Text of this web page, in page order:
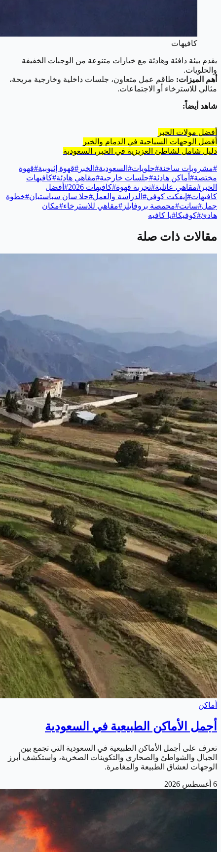
كافيهات
يقدم بيئة دافئة وهادئة مع خيارات متنوعة من الوجبات الخفيفة
والحلويات.
أهم الميزات: طاقم عمل متعاون، جلسات داخلية وخارجية مريحة،
مثالي للاسترخاء أو الاجتماعات.
شاهد أيضاً:
أفضل مولات الخبر
أفضل الوجهات السياحية في الدمام والخبر
دليل شامل لشاطئ العزيزية في الخبر، السعودية
#مشروبات ساخنة#حلويات# السعودية# الخبر #قهوة إثيوبية#قهوة
مختصة# أماكن هادئة#جلسات خارجية#مقاهي هادئة#كافيهات
الخبر #مقاهي عائلية#تجربة قهوة#كافيهات 2026 # أفضل
كافيهات# إيفكت كوفي# الدراسة والعمل#حلا سان سباستيان#خطوة
جمل#سانت#محمصة بروفايلز #مقاهي للاسترخاء#مكان
هادئ#كوفيكا#يا كافيه
مقالات ذات صلة
أماكن
أجمل الأماكن الطبيعية في السعودية
تعرف على أجمل الأماكن الطبيعية في السعودية التي تجمع بين
الجبال والشواطئ والصحاري والتكوينات الصخرية، واستكشف أبرز
الوجهات لعشاق الطبيعة والمغامرة.
6 أغسطس 2026